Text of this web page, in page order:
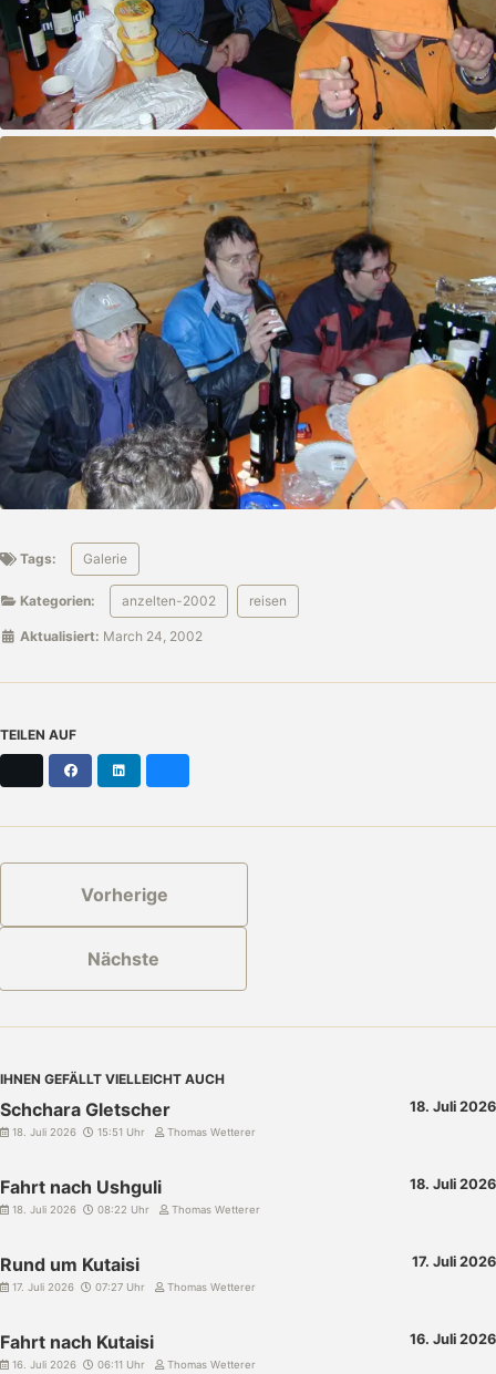
Tags: Galerie
Kategorien: anzelten-2002 reisen
Aktualisiert: March 24, 2002
TEILEN AUF
Facebook
Vorherige
Nächste
IHNEN GEFÄLLT VIELLEICHT AUCH
Schchara Gletscher 18. Juli 2026
18. Juli 2026 15:51 Uhr Thomas Wetterer
Fahrt nach Ushguli 18. Juli 2026
18. Juli 2026 08:22 Uhr Thomas Wetterer
Rund um Kutaisi 17. Juli 2026
17. Juli 2026 07:27 Uhr Thomas Wetterer
Fahrt nach Kutaisi 16. Juli 2026
16. Juli 2026 06:11 Uhr Thomas Wetterer